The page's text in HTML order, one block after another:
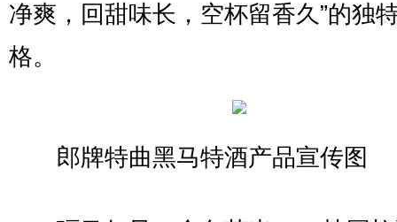
净爽，回甜味长，空杯留香久”的独
格。
郎牌特曲黑马特酒产品宣传图